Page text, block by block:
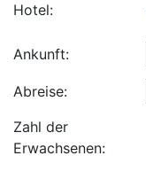
Hotel:
Ankunft:
Abreise:
Zahl der
Erwachsenen: